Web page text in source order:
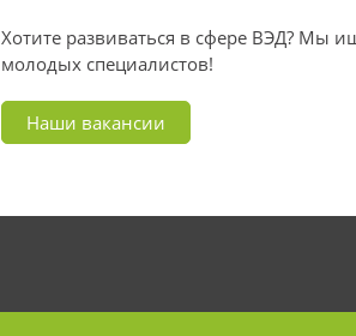
Хотите развиваться в сфере ВЭД? Мы
молодых специалистов!
Наши вакансии